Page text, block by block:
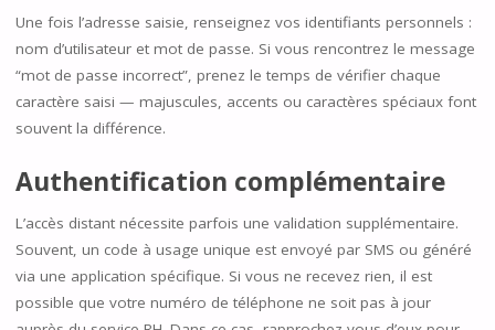
Une fois l’adresse saisie, renseignez vos identifiants personnels :
nom d’utilisateur et mot de passe. Si vous rencontrez le message
“mot de passe incorrect”, prenez le temps de vérifier chaque
caractère saisi — majuscules, accents ou caractères spéciaux font
souvent la différence.
Authentification complémentaire
L’accès distant nécessite parfois une validation supplémentaire.
Souvent, un code à usage unique est envoyé par SMS ou généré
via une application spécifique. Si vous ne recevez rien, il est
possible que votre numéro de téléphone ne soit pas à jour